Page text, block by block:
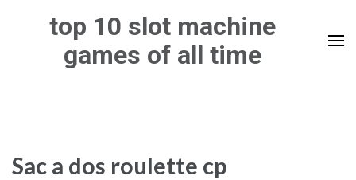
top 10 slot machine
games of all time
Sac a dos roulette cp